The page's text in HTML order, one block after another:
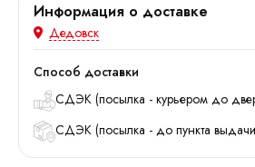
Информация о доставке
Дедовск
Способ доставки
СДЭК (посылка - курьером до
СДЭК (посылка - до пункта